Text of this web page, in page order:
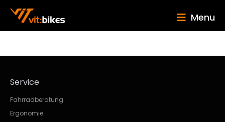
Menu
Service
Fahrradberatung
Ergonomie